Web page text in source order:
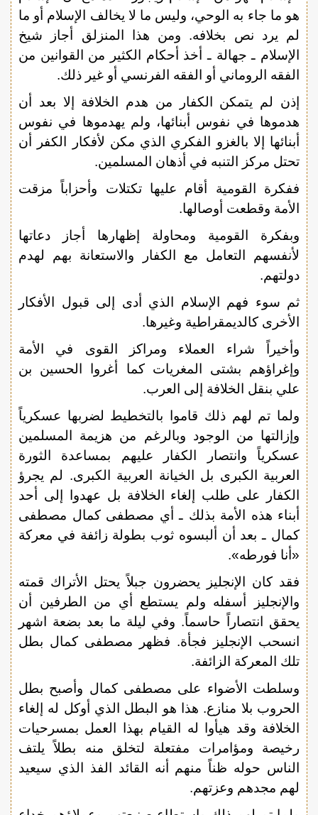
هو ما جاء به الوحي، وليس ما لا يخالف الإسلام أو ما
لم يرد نص بخلافه. ومن هذا المنزلق أجاز شيخ
الإسلام ـ جهالة ـ أخذ أحكام الكثير من القوانين من
الفقه الروماني أو الفقه الفرنسي أو غير ذلك.
إذن لم يتمكن الكفار من هدم الخلافة إلا بعد أن
هدموها في نفوس أبنائها، ولم يهدموها في نفوس
أبنائها إلا بالغزو الفكري الذي مكن لأفكار الكفر أن
تحتل مركز التنبه في أذهان المسلمين.
ففكرة القومية أقام عليها تكتلات وأحزاباً مزقت
الأمة وقطعت أوصالها.
وبفكرة القومية ومحاولة إظهارها أجاز دعاتها
لأنفسهم التعامل مع الكفار والاستعانة بهم لهدم
دولتهم.
ثم سوء فهم الإسلام الذي أدى إلى قبول الأفكار
الأخرى كالديمقراطية وغيرها.
وأخيراً شراء العملاء ومراكز القوى في الأمة
وإغراؤهم بشتى المغريات كما أغروا الحسين بن
علي بنقل الخلافة إلى العرب.
ولما تم لهم ذلك قاموا بالتخطيط لضربها عسكرياً
وإزالتها من الوجود وبالرغم من هزيمة المسلمين
عسكرياً وانتصار الكفار عليهم بمساعدة الثورة
العربية الكبرى بل الخيانة العربية الكبرى. لم يجرؤ
الكفار على طلب إلغاء الخلافة بل عهدوا إلى أحد
أبناء هذه الأمة بذلك ـ أي مصطفى كمال مصطفى
كمال ـ بعد أن ألبسوه ثوب بطولة زائفة في معركة
«أنا فورطه».
فقد كان الإنجليز يحضرون جبلاً يحتل الأتراك قمته
والإنجليز أسفله ولم يستطع أي من الطرفين أن
يحقق انتصاراً حاسماً. وفي ليلة ما بعد بضعة اشهر
انسحب الإنجليز فجأة. فظهر مصطفى كمال بطل
تلك المعركة الزائفة.
وسلطت الأضواء على مصطفى كمال وأصبح بطل
الحروب بلا منازع. هذا هو البطل الذي أوكل له إلغاء
الخلافة وقد هيأوا له القيام بهذا العمل بمسرحيات
رخيصة ومؤامرات مفتعلة لتخلق منه بطلاً يلتف
الناس حوله ظناً منهم أنه القائد الفذ الذي سيعيد
لهم مجدهم وعزتهم.